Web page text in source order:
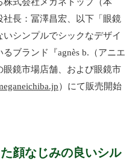
長：冨澤昌宏、以下「眼鏡
シンプルでシックなデザイ
ブランド『agnès b.（アニエ
鏡市場店舗、および眼鏡市
）にて販売開始
顔なじみの良いシル